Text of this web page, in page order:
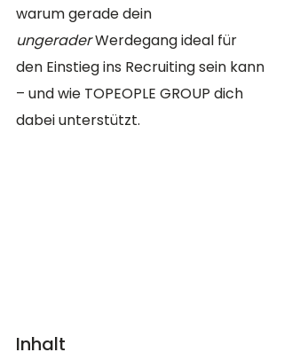
warum gerade dein
ungerader Werdegang ideal für
den Einstieg ins Recruiting sein kann
– und wie TOPEOPLE GROUP dich
dabei unterstützt.
Inhalt